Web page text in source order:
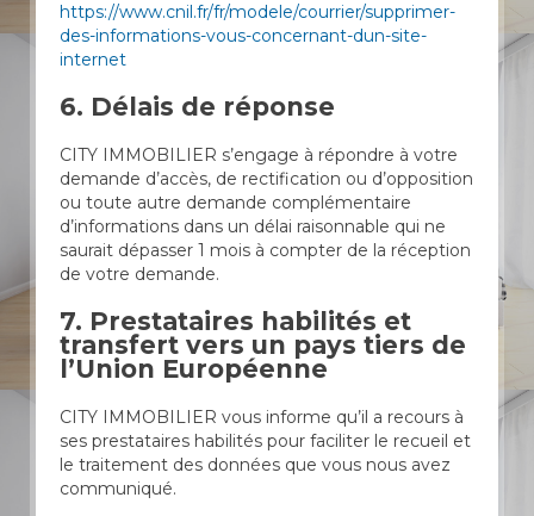
https://www.cnil.fr/fr/modele/courrier/supprimer-
des-informations-vous-concernant-dun-site-
internet
6. Délais de réponse
CITY IMMOBILIER s’engage à répondre à votre
demande d’accès, de rectification ou d’opposition
ou toute autre demande complémentaire
d’informations dans un délai raisonnable qui ne
saurait dépasser 1 mois à compter de la réception
de votre demande.
7. Prestataires habilités et
transfert vers un pays tiers de
l’Union Européenne
CITY IMMOBILIER vous informe qu’il a recours à
ses prestataires habilités pour faciliter le recueil et
le traitement des données que vous nous avez
communiqué.